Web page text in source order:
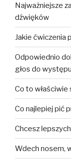
Najważniejsze
dźwięków
Jakie ćwiczenia
Odpowiednio
głos do
Co to
Co najlepiej pić
Chcesz
Wdech nosem,